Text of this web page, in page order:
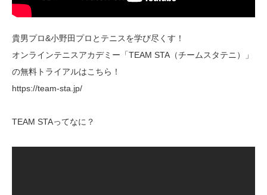
貴男プロ&小野田プロとテニスを学び尽くす！
オンラインテニスアカデミー「TEAM STA（チームスタテニ）」
の無料トライアルはこちら！
https://team-sta.jp/
TEAM STAってなに？